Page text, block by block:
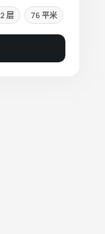
2 层 76 平米